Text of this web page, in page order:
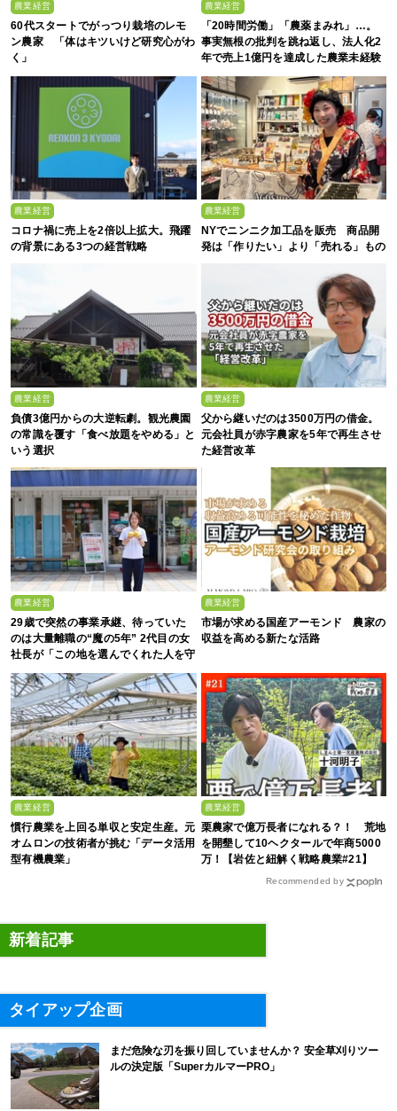
農業経営
60代スタートでがっつり栽培のレモ
ン農家 「体はキツいけど研究心がわ
く」
農業経営
「20時間労働」「農薬まみれ」…。
事実無根の批判を跳ね返し、法人化2
年で売上1億円を達成した農業未経験
農業経営
コロナ禍に売上を2倍以上拡大。飛躍
の背景にある3つの経営戦略
農業経営
NYでニンニク加工品を販売 商品開
発は「作りたい」より「売れる」もの
農業経営
負債3億円からの大逆転劇。観光農園
の常識を覆す「食べ放題をやめる」と
いう選択
農業経営
父から継いだのは3500万円の借金。
元会社員が赤字農家を5年で再生させ
た経営改革
農業経営
29歳で突然の事業承継、待っていた
のは大量離職の“魔の5年” 2代目の女
社長が「この地を選んでくれた人を守
農業経営
市場が求める国産アーモンド 農家の
収益を高める新たな活路
農業経営
慣行農業を上回る単収と安定生産。元
オムロンの技術者が挑む「データ活用
型有機農業」
農業経営
栗農家で億万長者になれる？！ 荒地
を開墾して10ヘクタールで年商5000
万！【岩佐と紐解く戦略農業#21】
Recommended by
新着記事
タイアップ企画
まだ危険な刃を振り回していませんか？ 安全草刈りツー
ルの決定版「SuperカルマーPRO」